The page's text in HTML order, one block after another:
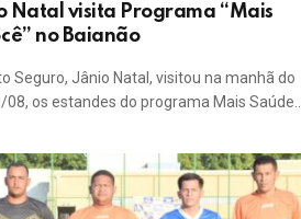
Natal visita Programa “Mais
no Baianão
Seguro, Jânio Natal, visitou na manhã do
os estandes do programa Mais